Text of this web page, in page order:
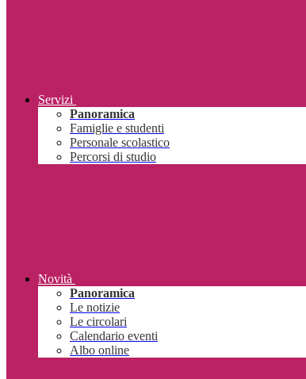
Servizi
Panoramica
Famiglie e studenti
Personale scolastico
Percorsi di studio
Novità
Panoramica
Le notizie
Le circolari
Calendario eventi
Albo online